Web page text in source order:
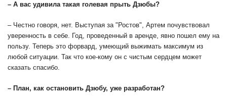
– А вас удивила такая голевая прыть Дзюбы?
– Честно говоря, нет. Выступая за "Ростов", Артем почувствовал
уверенность в себе. Год, проведенный в аренде, явно пошел ему на
пользу. Теперь это форвард, умеющий выжимать максимум из
любой ситуации. Так что кое-кому он с чистым сердцем может
сказать спасибо.
– План, как остановить Дзюбу, уже разработан?